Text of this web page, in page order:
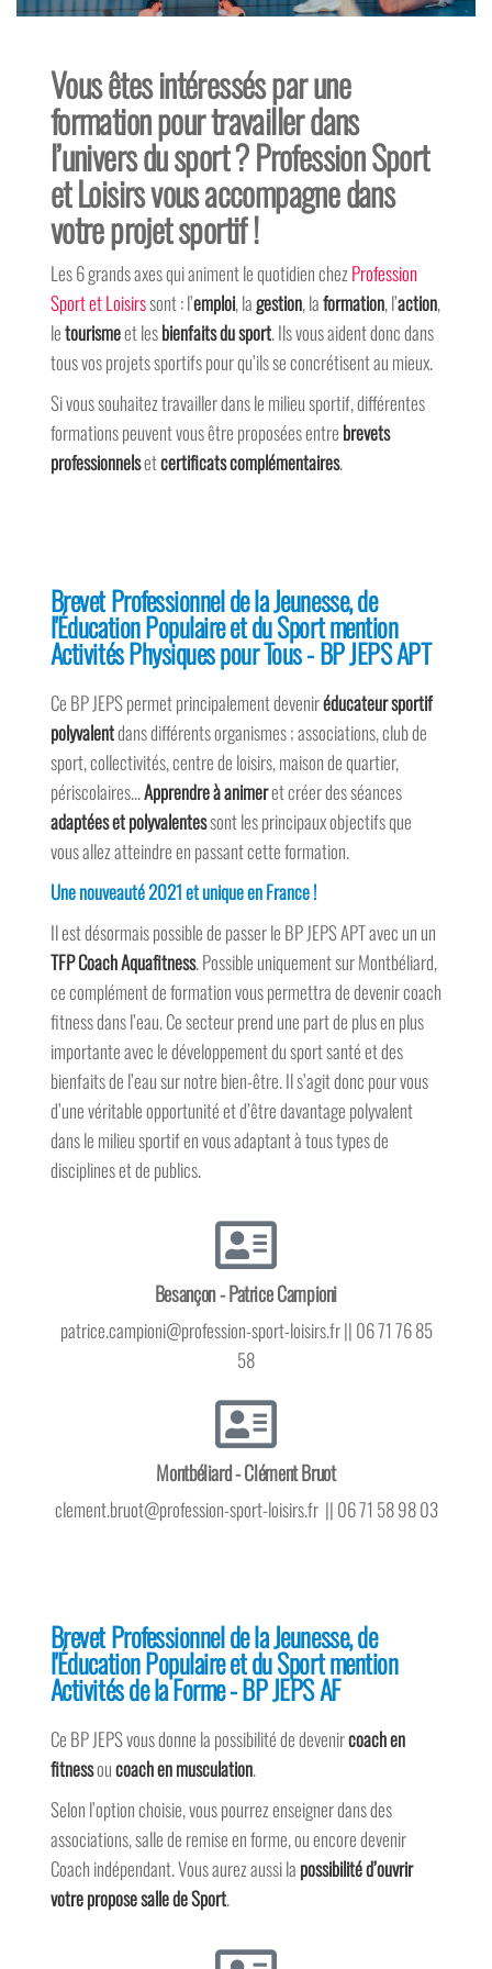
Vous êtes intéressés par une
formation pour travailler dans
l’univers du sport ? Profession Sport
et Loisirs vous accompagne dans
votre projet sportif !
Les 6 grands axes qui animent le quotidien chezProfession
Sport et Loisirssont : l’emploi, lagestion, laformation, l’action,
letourismeet lesbienfaits du sport. Ils vous aident donc dans
tous vos projets sportifs pour qu’ils se concrétisent au mieux.
Si vous souhaitez travailler dans le milieu sportif, différentes
formations peuvent vous être proposées entre brevets
professionnelsetcertificats complémentaires.
Brevet Professionnel de la Jeunesse, de
l'Éducation Populaire et du Sport mention
Activités Physiques pour Tous - BP JEPS APT
Ce BP JEPS permet principalement deveniréducateur sportif
polyvalentdans différents organismes ; associations, club de
sport, collectivités, centre de loisirs, maison de quartier,
périscolaires…Apprendre à animeret créer des séances
adaptées et polyvalentessont les principaux objectifs que
vous allez atteindre en passant cette formation.
Une nouveauté 2021 et unique en France !
Il est désormais possible de passer le BP JEPS APT avec un un
TFP Coach Aquafitness. Possible uniquement sur Montbéliard,
ce complément de formation vous permettra de devenir coach
fitness dans l’eau. Ce secteur prend une part de plus en plus
importante avec le développement du sport santé et des
bienfaits de l’eau sur notre bien-être. Il s’agit donc pour vous
d’une véritable opportunité et d’être davantage polyvalent
dans le milieu sportif en vous adaptant à tous types de
disciplines et de publics.
Besançon - Patrice Campioni
patrice.campioni@profession-sport-loisirs.fr || 06 71 76 85
58
Montbéliard - Clément Bruot
clement.bruot@profession-sport-loisirs.fr || 06 71 58 98 03
Brevet Professionnel de la Jeunesse, de
l'Éducation Populaire et du Sport mention
Activités de la Forme - BP JEPS AF
Ce BP JEPS vous donne la possibilité de devenircoach en
fitnessoucoach en musculation.
Selon l’option choisie, vous pourrez enseigner dans des
associations, salle de remise en forme, ou encore devenir
Coach indépendant. Vous aurez aussi la possibilité d’ouvrir
votre propose salle de Sport.